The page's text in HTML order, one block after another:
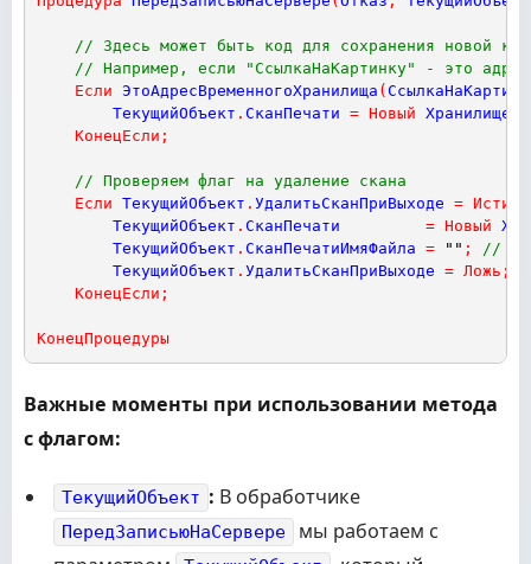
// Здесь может быть код для сохранения новой
// Например, если "СсылкаНаКартинку" - это адрес
Если ЭтоАдресВременногоХранилища (
ТекущийОбъект . СканПечати = Новый
КонецЕсли ;
// Проверяем флаг на удаление скана
Если ТекущийОбъект . УдалитьСканПриВыходе = Истина
ТекущийОбъект . СканПечати = Новый
ТекущийОбъект . СканПечатиИмяФайла = "" ;
//
ТекущийОбъект . УдалитьСканПриВыходе = Ложь ;
КонецЕсли ;
КонецПроцедуры
Важные моменты при использовании метода
с флагом:
ТекущийОбъект : В обработчике
ПередЗаписьюНаСервере
мы работаем с